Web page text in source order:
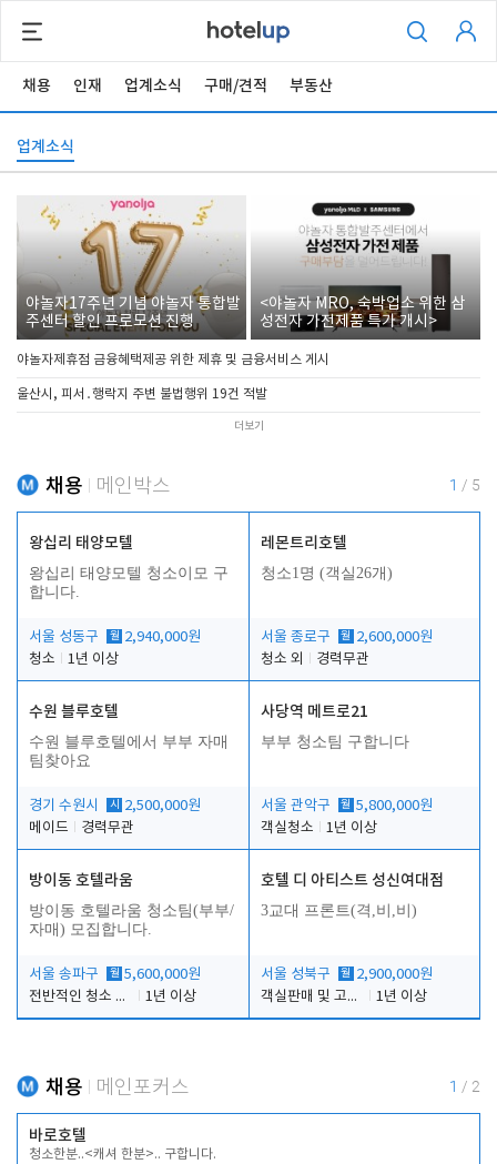
채용 인재 업계소식 구매/견적 부동산
업계소식
야놀자17주년 기념 야놀자 통합발
주센터 할인 프로모션 진행
<야놀자 MRO, 숙박업소 위한 삼
성전자 가전제품 특가 개시>
야놀자제휴점 금융혜택제공 위한 제휴 및 금융서비스 게시
울산시, 피서․행락지 주변 불법행위 19건 적발
더보기
채용 메인박스 1 / 5
왕십리 태양모텔
왕십리 태양모텔 청소이모 구
합니다.
서울 성동구 월 2,940,000원
청소
1년 이상
레몬트리호텔
청소1명 (객실26개)
서울 종로구 월 2,600,000원
청소 외
경력무관
수원 블루호텔
수원 블루호텔에서 부부 자매
팀찾아요
경기 수원시 시
2,500,000원
메이드
경력무관
사당역 메트로21
부부 청소팀 구합니다
서울 관악구 월 5,800,000원
객실청소
1년 이상
방이동 호텔라움
방이동 호텔라움 청소팀(부부/
자매) 모집합니다.
서울 송파구 월 5,600,000원
전반적인 청소 업무(객실청소.객실정리)
1년 이상
호텔 디 아티스트 성신여대점
3교대 프론트(격,비,비)
서울 성북구 월 2,900,000원
객실판매 및 고객응대
1년 이상
채용 메인포커스 1 / 2
바로호텔
청소한분..<캐셔 한분>.. 구합니다.